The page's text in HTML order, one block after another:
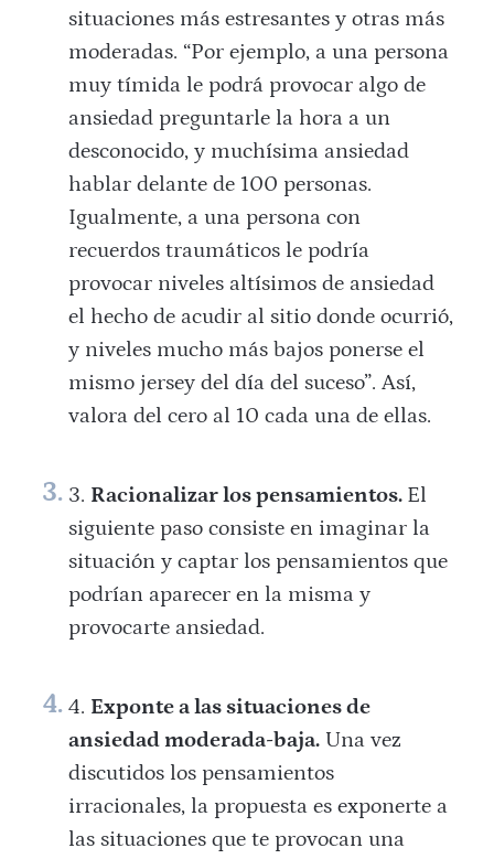
situaciones más estresantes y otras más
moderadas. “Por ejemplo, a una persona
muy tímida le podrá provocar algo de
ansiedad preguntarle la hora a un
desconocido, y muchísima ansiedad
hablar delante de 100 personas.
Igualmente, a una persona con
recuerdos traumáticos le podría
provocar niveles altísimos de ansiedad
el hecho de acudir al sitio donde ocurrió,
y niveles mucho más bajos ponerse el
mismo jersey del día del suceso”. Así,
valora del cero al 10 cada una de ellas.
Racionalizar los pensamientos. El
siguiente paso consiste en imaginar la
situación y captar los pensamientos que
podrían aparecer en la misma y
provocarte ansiedad.
Exponte a las situaciones de
ansiedad moderada-baja.Una vez
discutidos los pensamientos
irracionales, la propuesta es exponerte a
las situaciones que te provocan una